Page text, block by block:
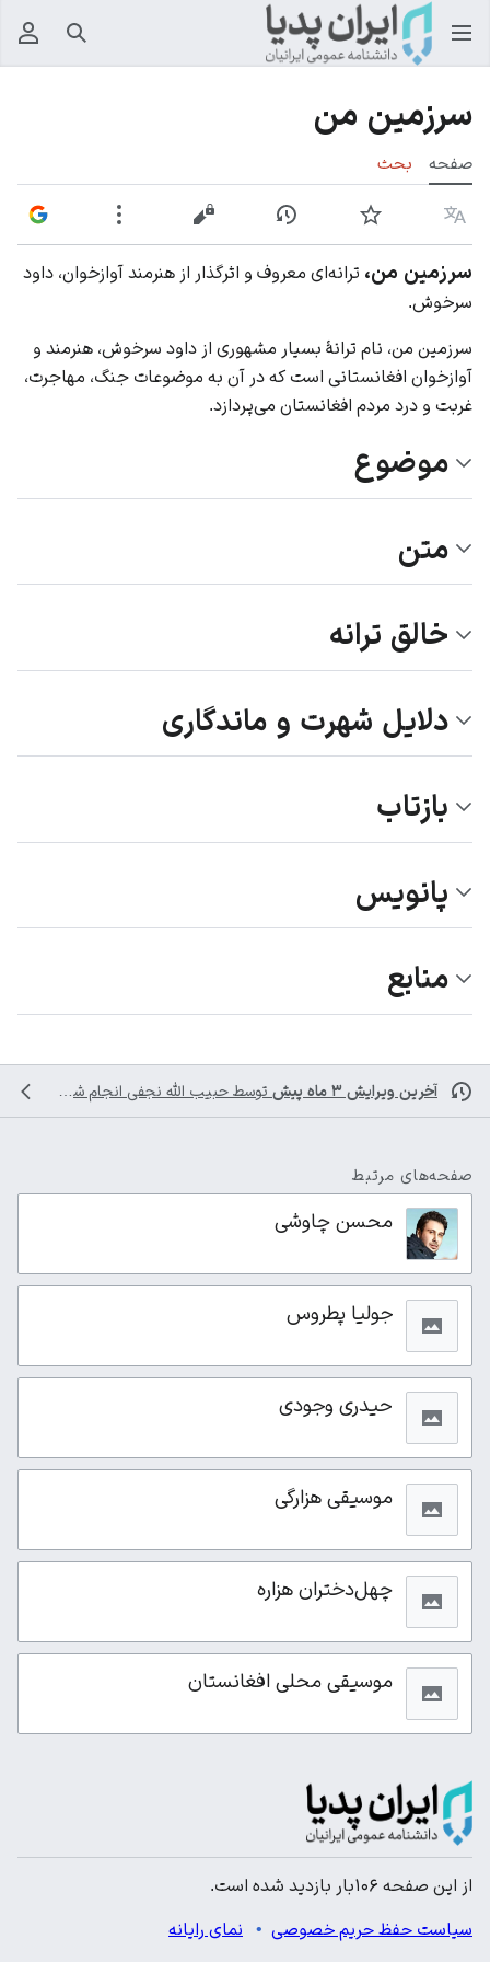
جستجو
سرزمین من
صفحه بحث
زبان پیگیری نمایش تاریخچهنمایش مبدأبیشتر
سرزمین من، ترانه‌ای معروف و اثرگذار از هنرمند آوازخوان، داود
سرخوش.
سرزمین من، نام ترانۀ بسیار مشهوری از داود سرخوش، هنرمند و
آوازخوان افغانستانی است که در آن به موضوعات جنگ، مهاجرت،
غربت و درد مردم افغانستان می‌پردازد.
موضوع
متن
خالق ترانه
دلایل شهرت و ماندگاری
بازتاب
پانویس
منابع
آخرین ویرایش ۳ ماه پیش توسط حبیب الله نجفی انجام شده است
صفحه‌های مرتبط
محسن چاوشی
جولیا پطروس
حیدری وجودی
موسیقی هزارگی
چهل‌دختران هزاره
موسیقی محلی افغانستان
از این صفحه ۱۰۶بار بازدید شده است.
سیاست حفظ حریم خصوصی نمای رایانه